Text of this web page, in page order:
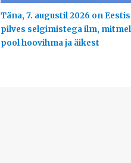
Täna, 7. augustil 2026 on Eestis
pilves selgimistega ilm, mitmel
pool hoovihma ja äikest